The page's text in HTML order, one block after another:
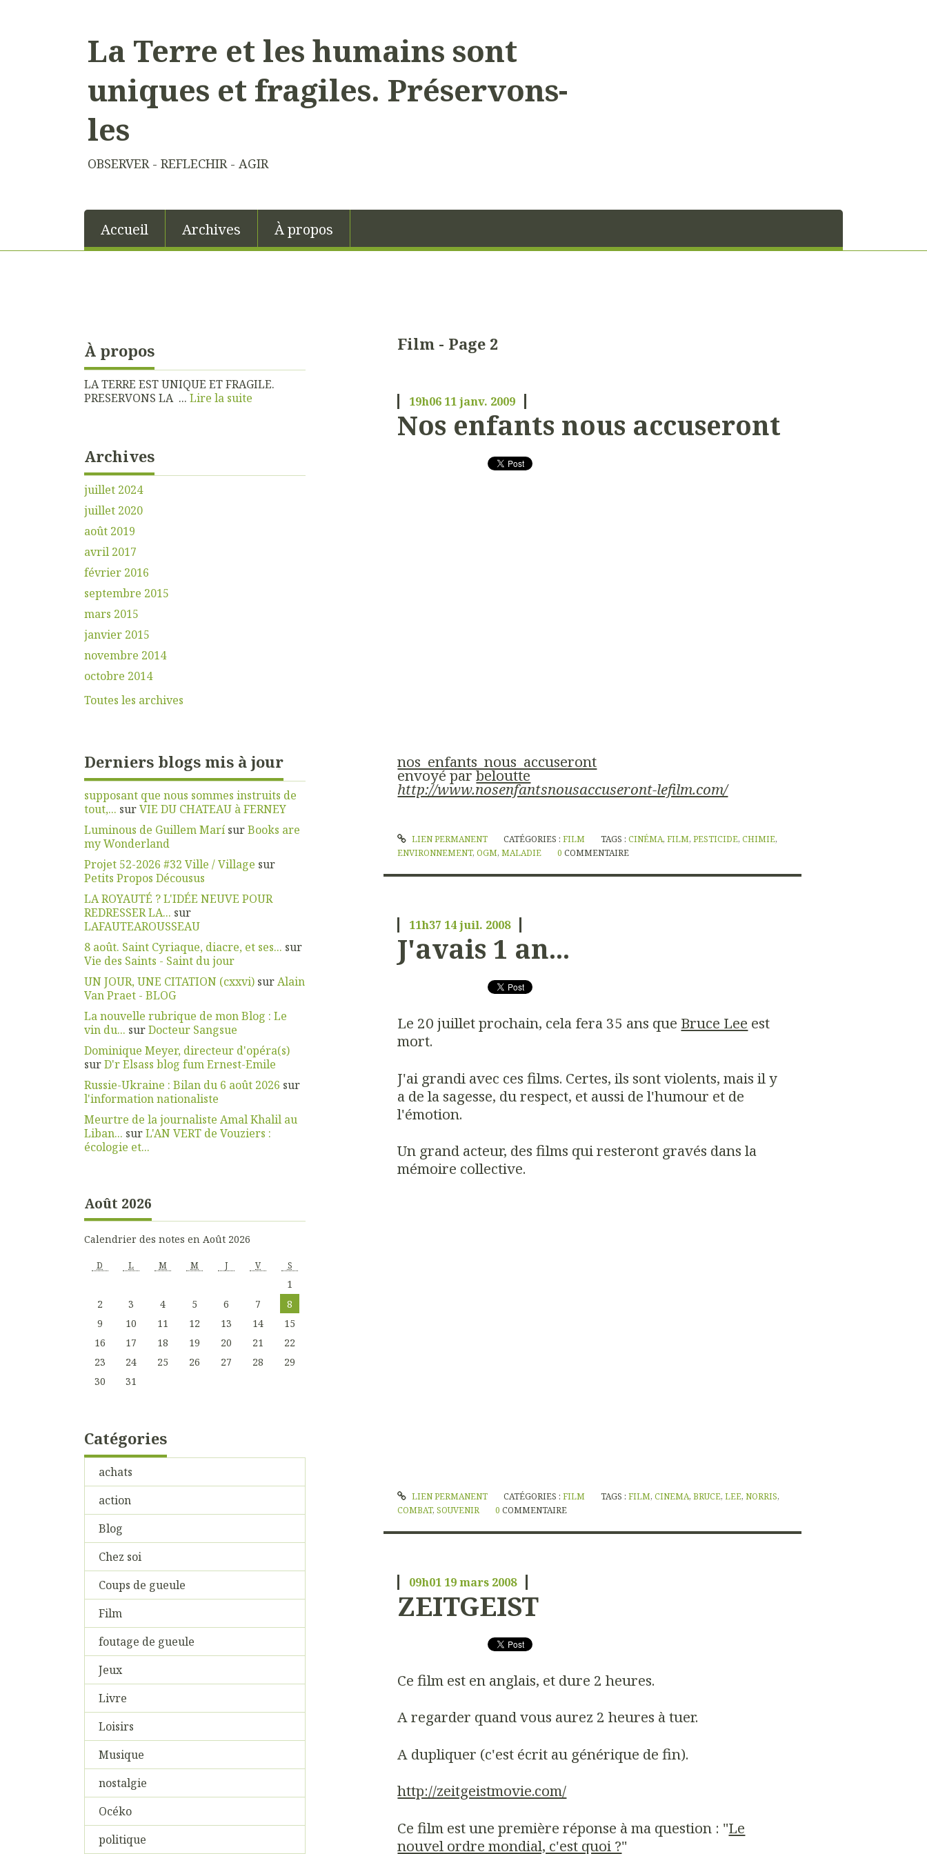
La Terre et les humains sont
uniques et fragiles. Préservons-
les
OBSERVER - REFLECHIR - AGIR
Accueil Archives À propos
À propos
LA TERRE EST UNIQUE ET FRAGILE.
PRESERVONS LA ... Lire la suite
Archives
juillet 2024
juillet 2020
août 2019
avril 2017
février 2016
septembre 2015
mars 2015
janvier 2015
novembre 2014
octobre 2014
Toutes les archives
Derniers blogs mis à jour
supposant que nous sommes instruits de
tout,... surVIE DU CHATEAU à FERNEY
Luminous de Guillem Marí surBooks are
my Wonderland
Projet 52-2026 #32 Ville / Village sur
Petits Propos Décousus
LA ROYAUTÉ ? L'IDÉE NEUVE POUR
REDRESSER LA... sur
LAFAUTEAROUSSEAU
8 août. Saint Cyriaque, diacre, et ses... sur
Vie des Saints - Saint du jour
UN JOUR, UNE CITATION (cxxvi) surAlain
Van Praet - BLOG
La nouvelle rubrique de mon Blog : Le
vin du... surDocteur Sangsue
Dominique Meyer, directeur d'opéra(s)
surD'r Elsass blog fum Ernest-Emile
Russie-Ukraine : Bilan du 6 août 2026 sur
l'information nationaliste
Meurtre de la journaliste Amal Khalil au
Liban... surL'AN VERT de Vouziers :
écologie et...
Août 2026
Calendrier des notes en Août 2026
D L M M J V S
1
2
3 4 5 6 7
8
9
10 11 12 13 14
15
16
17 18 19 20 21
22
23
24 25 26 27 28
29
30
31
Catégories
achats
action
Blog
Chez soi
Coups de gueule
Film
foutage de gueule
Jeux
Livre
Loisirs
Musique
nostalgie
Océko
politique
Film - Page 2
19h06 11janv. 2009
Nos enfants nous accuseront
nos_enfants_nous_accuseront
envoyé parbeloutte
http://www.nosenfantsnousaccuseront-lefilm.com/
LIEN PERMANENT CATÉGORIES : FILM TAGS : CINÉMA, FILM, PESTICIDE, CHIMIE,
ENVIRONNEMENT,OGM,MALADIE 0 COMMENTAIRE
11h37 14juil. 2008
J'avais 1 an...
Le 20 juillet prochain, cela fera 35 ans que Bruce Lee est
mort.
J'ai grandi avec ces films. Certes, ils sont violents, mais il y
a de la sagesse, du respect, et aussi de l'humour et de
l'émotion.
Un grand acteur, des films qui resteront gravés dans la
mémoire collective.
LIEN PERMANENT CATÉGORIES : FILM TAGS : FILM, CINEMA, BRUCE, LEE, NORRIS,
COMBAT,SOUVENIR 0 COMMENTAIRE
09h01 19mars 2008
ZEITGEIST
Ce film est en anglais, et dure 2 heures.
A regarder quand vous aurez 2 heures à tuer.
A dupliquer (c'est écrit au générique de fin).
http://zeitgeistmovie.com/
Ce film est une première réponse à ma question : "Le
nouvel ordre mondial, c'est quoi ?"